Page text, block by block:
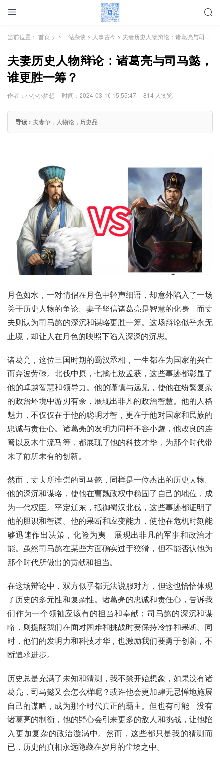
当前位置： 首页 > 下一站杂谈 > 人事古今 > 夫妻历史人物辩论：诸葛亮与司马懿，谁更胜一筹？
夫妻历史人物辩论：诸葛亮与司马懿，
谁更胜一筹？
作者：小小小梦想 时间：2024-03-16 15:55:47 814 人浏览
导读： 夫妻争，人物论，历史品
月色如水，一对情侣在月色中轻声细语，却意外陷入了一场
关于历史人物的争论。妻子坚信诸葛亮是智慧的化身，而丈
夫则认为司马懿的深沉和谋略更胜一筹。这场辩论似乎永无
止境，却让人在月色的映照下陷入深深的沉思。
诸葛亮，这位三国时期的蜀汉丞相，一生都在为国家的兴亡
而奔波劳碌。北伐中原，七擒七放孟获，这些事迹都彰显了
他的卓越智慧和领导力。他的谨慎与远见，使他在纷繁复杂
的政治环境中游刃有余，展现出非凡的政治智慧。他的人格
魅力，不仅仅在于他的聪明才智，更在于他对国家和民族的
忠诚与责任心。诸葛亮的发明力同样不容小觑，他改良的连
弩以及木牛流马等，都展现了他的科技才华，为那个时代带
来了前所未有的创新。
然而，丈夫所推崇的司马懿，同样是一位杰出的历史人物。
他的深沉和谋略，使他在曹魏政权中稳固了自己的地位，成
为一代权臣。平定辽东，抵御蜀汉北伐，这些事迹都证明了
他的胆识和智谋。他的果断和应变能力，使他在危机时刻能
够迅速作出决策，化险为夷，展现出非凡的军事和政治才
能。虽然司马懿在某些方面确实过于狡猾，但不能否认他为
那个时代所做出的贡献和担当。
在这场辩论中，双方似乎都无法说服对方，但这也恰恰体现
了历史的多元性和复杂性。诸葛亮的忠诚和责任心，告诉我
们作为一个领袖应该有的担当和奉献；司马懿的深沉和谋
略，则提醒我们在面对困难和挑战时要保持冷静和果断。同
时，他们的发明力和科技才华，也激励我们要勇于创新，不
断追求进步。
历史总是充满了未知和猜测，我不禁开始想象，如果没有诸
葛亮，司马懿又会怎么样呢？或许他会更加肆无忌惮地施展
自己的谋略，成为那个时代真正的霸主。但也有可能，没有
诸葛亮的制衡，他的野心会引来更多的敌人和挑战，让他陷
入更加复杂的政治漩涡中。然而，这些都只是我的猜测而
已，历史的真相永远隐藏在岁月的尘埃之中。